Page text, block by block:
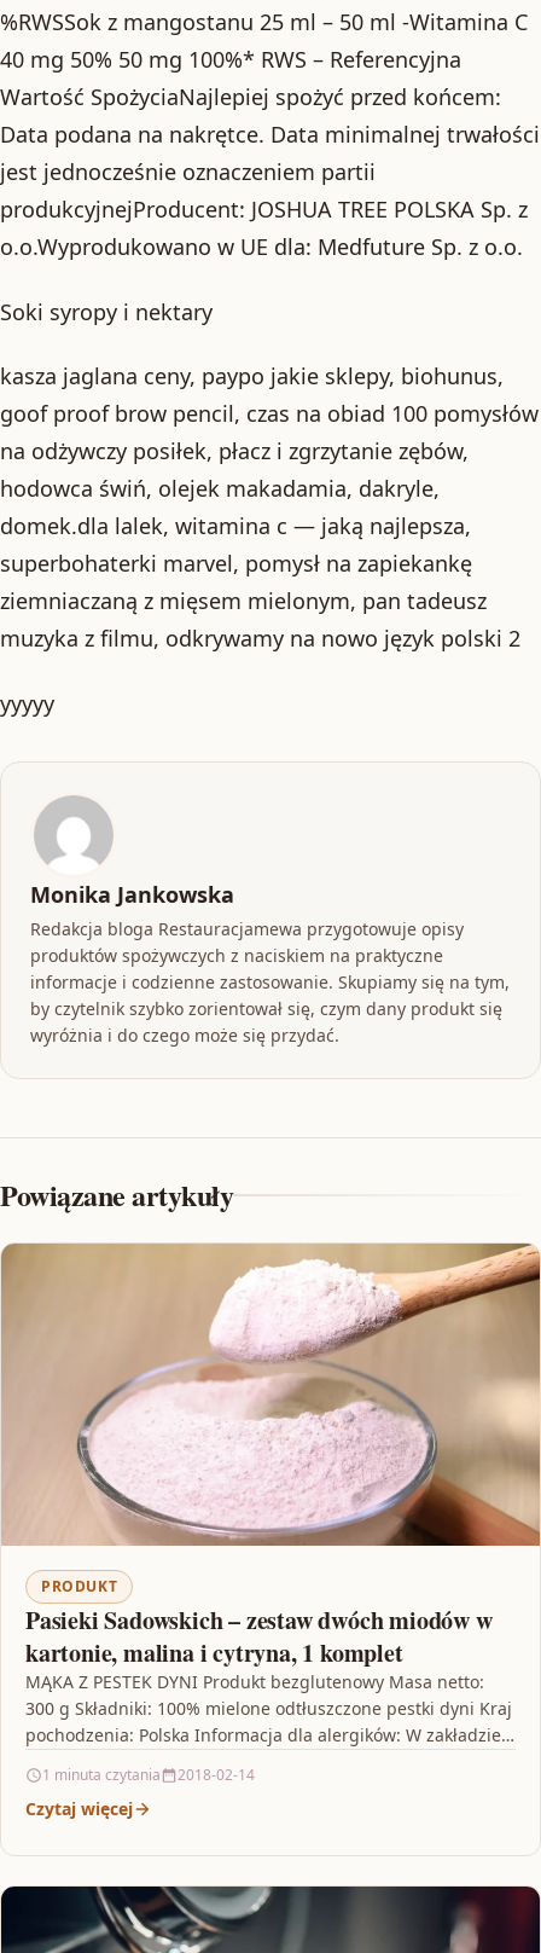
%RWSSok z mangostanu 25 ml – 50 ml -Witamina C
40 mg 50% 50 mg 100%* RWS – Referencyjna
Wartość SpożyciaNajlepiej spożyć przed końcem:
Data podana na nakrętce. Data minimalnej trwałości
jest jednocześnie oznaczeniem partii
produkcyjnejProducent: JOSHUA TREE POLSKA Sp. z
o.o.Wyprodukowano w UE dla: Medfuture Sp. z o.o.
Soki syropy i nektary
kasza jaglana ceny, paypo jakie sklepy, biohunus,
goof proof brow pencil, czas na obiad 100 pomysłów
na odżywczy posiłek, płacz i zgrzytanie zębów,
hodowca świń, olejek makadamia, dakryle,
domek.dla lalek, witamina c — jaką najlepsza,
superbohaterki marvel, pomysł na zapiekankę
ziemniaczaną z mięsem mielonym, pan tadeusz
muzyka z filmu, odkrywamy na nowo język polski 2
yyyyy
Monika Jankowska
Redakcja bloga Restauracjamewa przygotowuje opisy
produktów spożywczych z naciskiem na praktyczne
informacje i codzienne zastosowanie. Skupiamy się na tym,
by czytelnik szybko zorientował się, czym dany produkt się
wyróżnia i do czego może się przydać.
Powiązane artykuły
PRODUKT
Pasieki Sadowskich – zestaw dwóch miodów w
kartonie, malina i cytryna, 1 komplet
MĄKA Z PESTEK DYNI Produkt bezglutenowy Masa netto:
300 g Składniki: 100% mielone odtłuszczone pestki dyni Kraj
pochodzenia: Polska Informacja dla alergików: W zakładzie…
1 minuta czytania 2018-02-14
Czytaj więcej